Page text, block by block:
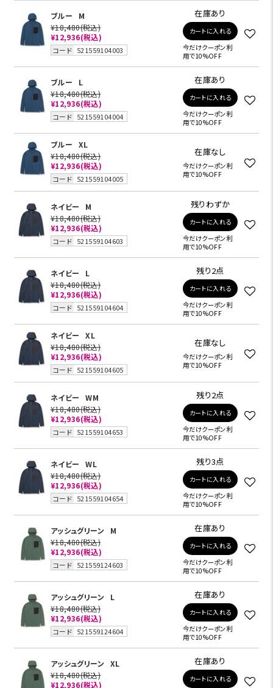
ブルー
M
¥18,480(税込)
¥12,936(税込)
コード 521559104003
在庫あり
カートに入れる
今だけクーポン利
用で10%OFF
ブルー
L
¥18,480(税込)
¥12,936(税込)
コード 521559104004
在庫あり
カートに入れる
今だけクーポン利
用で10%OFF
ブルー
XL
¥18,480(税込)
¥12,936(税込)
コード 521559104005
在庫なし
今だけクーポン利
用で10%OFF
ネイビー
M
¥18,480(税込)
¥12,936(税込)
コード 521559104603
残りわずか
カートに入れる
今だけクーポン利
用で10%OFF
ネイビー
L
¥18,480(税込)
¥12,936(税込)
コード 521559104604
残り2点
カートに入れる
今だけクーポン利
用で10%OFF
ネイビー
XL
¥18,480(税込)
¥12,936(税込)
コード 521559104605
在庫なし
今だけクーポン利
用で10%OFF
ネイビー
WM
¥18,480(税込)
¥12,936(税込)
コード 521559104653
残り2点
カートに入れる
今だけクーポン利
用で10%OFF
ネイビー
WL
¥18,480(税込)
¥12,936(税込)
コード 521559104654
残り3点
カートに入れる
今だけクーポン利
用で10%OFF
アッシュグリーン
M
¥18,480(税込)
¥12,936(税込)
コード 521559124603
在庫あり
カートに入れる
今だけクーポン利
用で10%OFF
アッシュグリーン
L
¥18,480(税込)
¥12,936(税込)
コード 521559124604
在庫あり
カートに入れる
今だけクーポン利
用で10%OFF
アッシュグリーン XL
¥18,480(税込)
¥12,936(税込)
在庫あり
カートに入れる